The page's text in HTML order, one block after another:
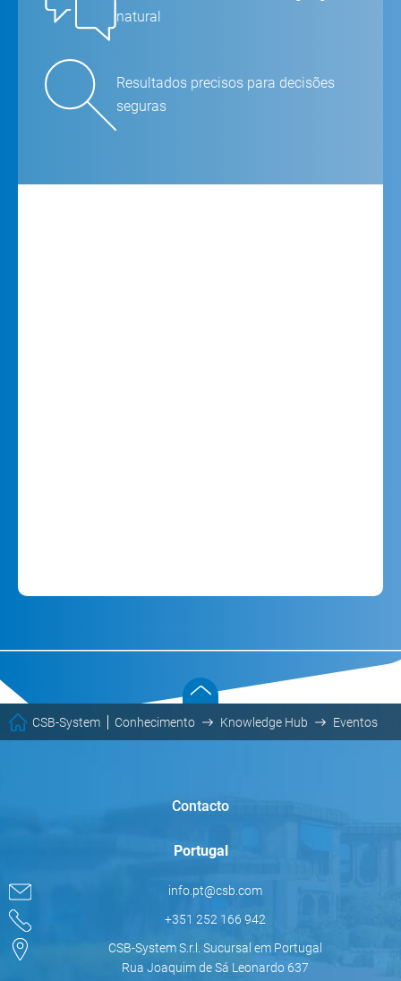
natural
Resultados precisos para decisões
seguras
CSB-System Conhecimento Knowledge Hub Eventos
Contacto
Portugal
info.pt@csb.com
+351 252 166 942
CSB-System S.r.l. Sucursal em Portugal
Rua Joaquim de Sá Leonardo 637